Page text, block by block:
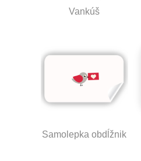
Vankúš
Samolepka obdĺžnik